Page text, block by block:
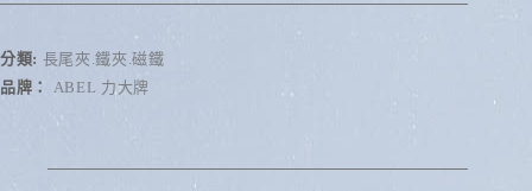
r
n
a
分類: 長尾夾.鐵夾.磁鐵
品牌： ABEL 力大牌